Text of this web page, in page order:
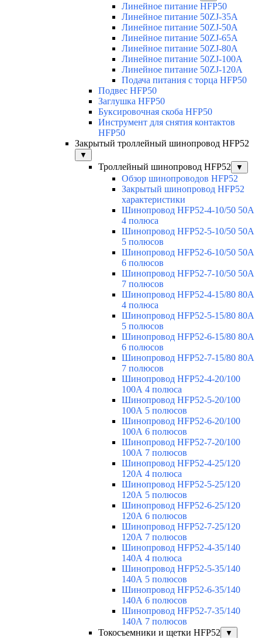
Линейное питание HFP50
Линейное питание 50ZJ-35A
Линейное питание 50ZJ-50A
Линейное питание 50ZJ-65A
Линейное питание 50ZJ-80A
Линейное питание 50ZJ-100A
Линейное питание 50ZJ-120A
Подача питания с торца HFP50
Подвес HFP50
Заглушка HFP50
Буксировочная скоба HFP50
Инструмент для снятия контактов
HFP50
Закрытый троллейный шинопровод HFP52
▼
Троллейный шинопровод HFP52 ▼
Обзор шинопроводов HFP52
Закрытый шинопровод HFP52
характеристики
Шинопровод HFP52-4-10/50 50A
4 полюса
Шинопровод HFP52-5-10/50 50А
5 полюсов
Шинопровод HFP52-6-10/50 50А
6 полюсов
Шинопровод HFP52-7-10/50 50А
7 полюсов
Шинопровод HFP52-4-15/80 80A
4 полюса
Шинопровод HFP52-5-15/80 80А
5 полюсов
Шинопровод HFP52-6-15/80 80А
6 полюсов
Шинопровод HFP52-7-15/80 80А
7 полюсов
Шинопровод HFP52-4-20/100
100А 4 полюса
Шинопровод HFP52-5-20/100
100А 5 полюсов
Шинопровод HFP52-6-20/100
100А 6 полюсов
Шинопровод HFP52-7-20/100
100А 7 полюсов
Шинопровод HFP52-4-25/120
120А 4 полюса
Шинопровод HFP52-5-25/120
120А 5 полюсов
Шинопровод HFP52-6-25/120
120А 6 полюсов
Шинопровод HFP52-7-25/120
120А 7 полюсов
Шинопровод HFP52-4-35/140
140А 4 полюса
Шинопровод HFP52-5-35/140
140А 5 полюсов
Шинопровод HFP52-6-35/140
140А 6 полюсов
Шинопровод HFP52-7-35/140
140А 7 полюсов
Токосъемники и щетки HFP52
▼